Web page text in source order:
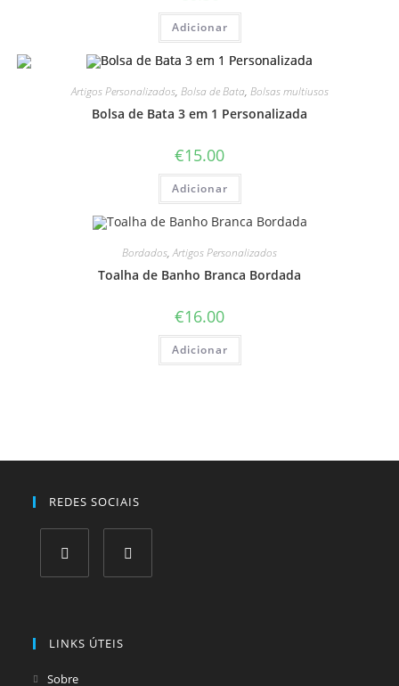
Adicionar
Artigos Personalizados, Bolsa de Bata, Bolsas multiusos
Bolsa de Bata 3 em 1 Personalizada
€15.00
Adicionar
Bordados,Artigos Personalizados
Toalha de Banho Branca Bordada
€16.00
Adicionar
REDES SOCIAIS
tab
LINKS ÚTEIS
Sobre